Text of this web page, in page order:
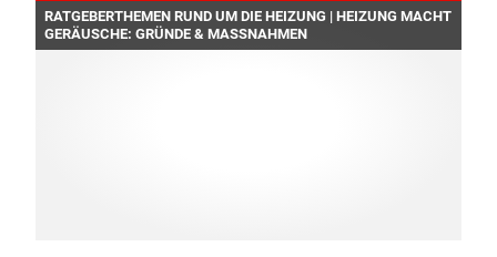
RATGEBERTHEMEN RUND UM DIE HEIZUNG | HEIZUNG MACHT
GERÄUSCHE: GRÜNDE & MASSNAHMEN